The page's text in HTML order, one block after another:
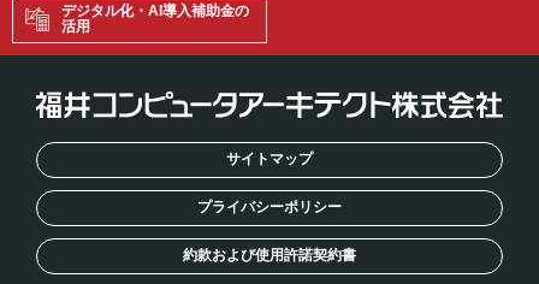
デジタル化・AI導入補助金の
活用
サイトマップ
プライバシーポリシー
約款および使用許諾契約書